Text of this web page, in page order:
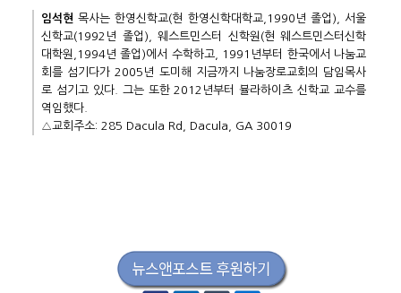
임석현 목사는한영신학교(현 한영신학대학교,1990년 졸업), 서울
신학교(1992년 졸업), 웨스트민스터 신학원(현 웨스트민스터신학
대학원,1994년 졸업)에서 수학하고, 1991년부터 한국에서 나눔교
회를 섬기다가 2005년 도미해 지금까지 나눔장로교회의 담임목사
로 섬기고 있다. 그는 또한 2012년부터 뷸라하이츠 신학교 교수를
역임했다.
△교회주소: 285 Dacula Rd, Dacula, GA 30019